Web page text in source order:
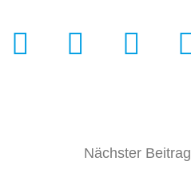
Nächster Beitrag